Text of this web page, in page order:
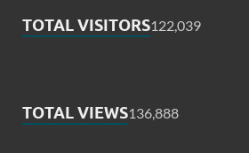
TOTAL VISITORS122,039
TOTAL VIEWS136,888